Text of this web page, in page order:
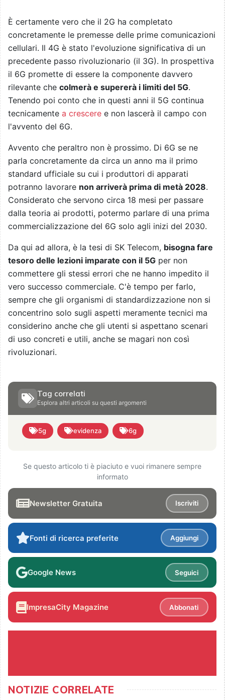
È certamente vero che il 2G ha completato
concretamente le premesse delle prime comunicazioni
cellulari. Il 4G è stato l'evoluzione significativa di un
precedente passo rivoluzionario (il 3G). In prospettiva
il 6G promette di essere la componente davvero
rilevante che colmerà e supererà i limiti del 5G.
Tenendo poi conto che in questi anni il 5G continua
tecnicamente a crescere e non lascerà il campo con
l'avvento del 6G.
Avvento che peraltro non è prossimo. Di 6G se ne
parla concretamente da circa un anno ma il primo
standard ufficiale su cui i produttori di apparati
potranno lavorare non arriverà prima di metà 2028.
Considerato che servono circa 18 mesi per passare
dalla teoria ai prodotti, potermo parlare di una prima
commercializzazione del 6G solo agli inizi del 2030.
Da qui ad allora, è la tesi di SK Telecom, bisogna fare
tesoro delle lezioni imparate con il 5G per non
commettere gli stessi errori che ne hanno impedito il
vero successo commerciale. C'è tempo per farlo,
sempre che gli organismi di standardizzazione non si
concentrino solo sugli aspetti meramente tecnici ma
considerino anche che gli utenti si aspettano scenari
di uso concreti e utili, anche se magari non così
rivoluzionari.
Tag correlati
Esplora altri articoli su questi argomenti
5g evidenza 6g
Se questo articolo ti è piaciuto e vuoi rimanere sempre
informato
Newsletter Gratuita Iscriviti
Fonti di ricerca preferite Aggiungi
Google News Seguici
ImpresaCity Magazine Abbonati
NOTIZIE CORRELATE